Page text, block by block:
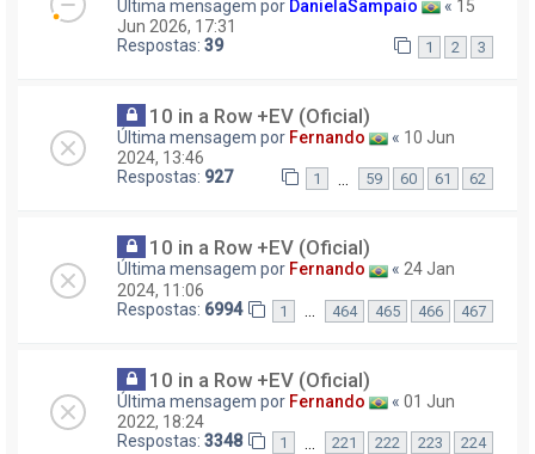
Última mensagem por DanielaSampaio « 15
Jun 2026, 17:31
Respostas: 39 1 2 3
10 in a Row +EV (Oficial)
Última mensagem por Fernando « 10 Jun
2024, 13:46
Respostas: 927 1 59 60 61 62
10 in a Row +EV (Oficial)
Última mensagem por Fernando « 24 Jan
2024, 11:06
Respostas: 6994 1 464 465 466 467
10 in a Row +EV (Oficial)
Última mensagem por Fernando « 01 Jun
2022, 18:24
Respostas: 3348 1 221 222 223 224